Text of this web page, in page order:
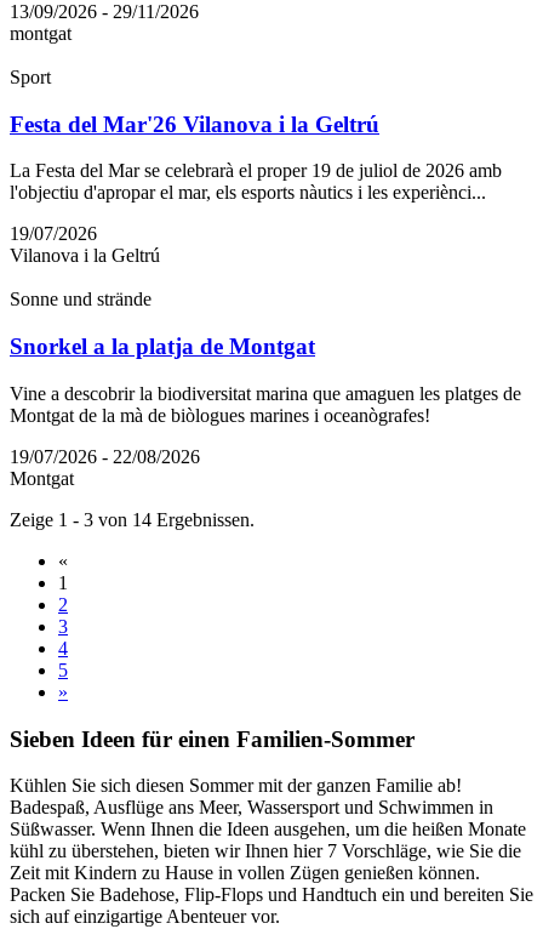
13/09/2026 - 29/11/2026
montgat
Sport
Festa del Mar'26 Vilanova i la Geltrú
La Festa del Mar se celebrarà el proper 19 de juliol de 2026 amb
l'objectiu d'apropar el mar, els esports nàutics i les experiènci...
19/07/2026
Vilanova i la Geltrú
Sonne und strände
Snorkel a la platja de Montgat
Vine a descobrir la biodiversitat marina que amaguen les platges de
Montgat de la mà de biòlogues marines i oceanògrafes!
19/07/2026 - 22/08/2026
Montgat
Zeige 1 - 3 von 14 Ergebnissen.
«
1
2
3
4
5
»
Sieben Ideen für einen Familien-Sommer
Kühlen Sie sich diesen Sommer mit der ganzen Familie ab!
Badespaß, Ausflüge ans Meer, Wassersport und Schwimmen in
Süßwasser. Wenn Ihnen die Ideen ausgehen, um die heißen Monate
kühl zu überstehen, bieten wir Ihnen hier 7 Vorschläge, wie Sie die
Zeit mit Kindern zu Hause in vollen Zügen genießen können.
Packen Sie Badehose, Flip-Flops und Handtuch ein und bereiten Sie
sich auf einzigartige Abenteuer vor.